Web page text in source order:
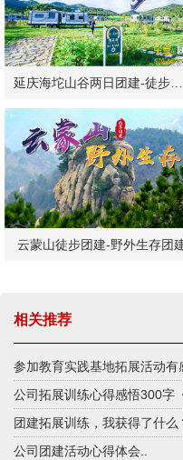
云蒙山徒步团建-野外生存团
相关推荐
参加教育实践基地拓展活动有
公司拓展训练心得感悟300字
团建拓展训练，我获得了什么
公司团建活动心得体会..